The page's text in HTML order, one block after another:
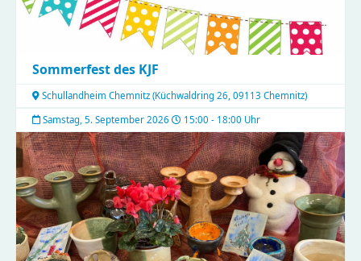
Sommerfest des KJF
Schullandheim Chemnitz (Küchwaldring 26, 09113 Chemnitz)
Samstag, 5. September 2026
15:00 - 18:00 Uhr